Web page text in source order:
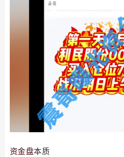
资金盘本质